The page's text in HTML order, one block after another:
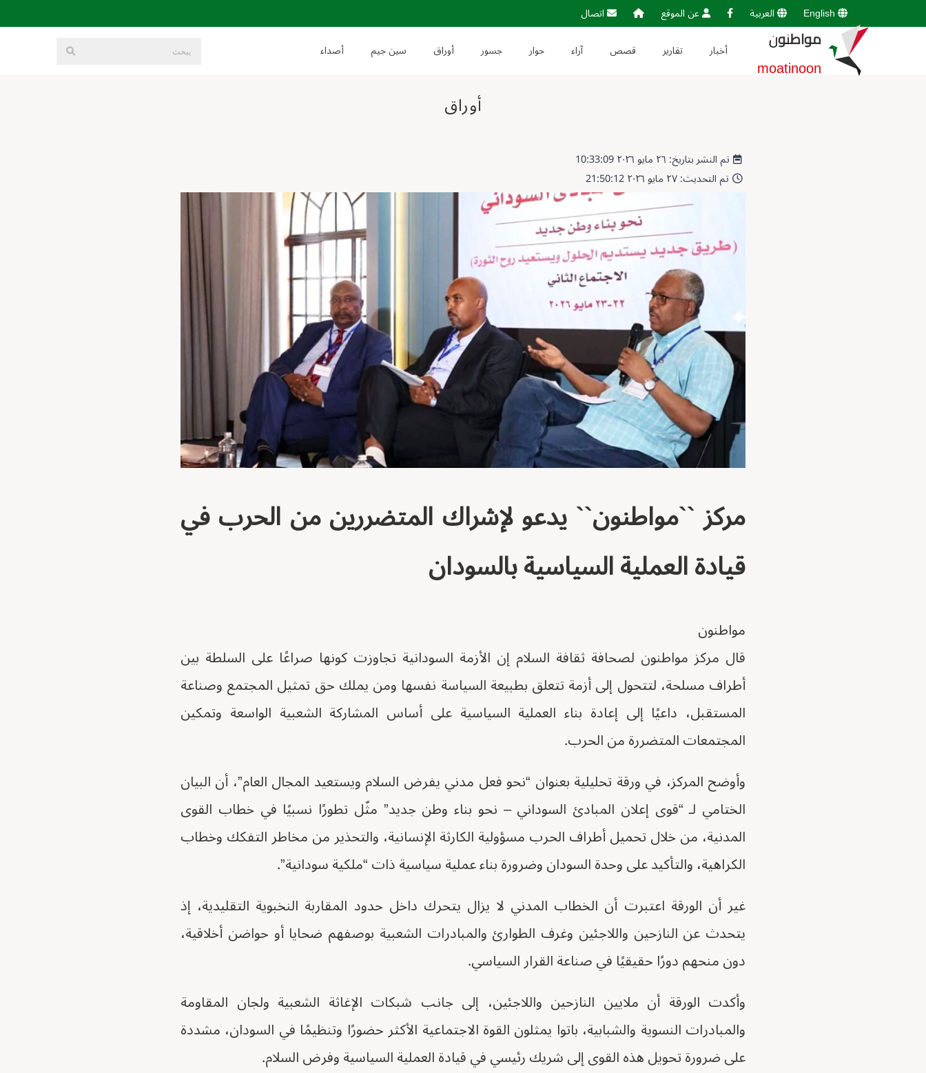
English العربية عن الموقع اتصال
مواطنون
moatinoon
أخبار تقارير قصص آراء حوار جسور أوراق سين جيم أصداء
أوراق
تم النشر بتاريخ: ٢٦ مايو ٢٠٢٦ 10:33:09
تم التحديث: ٢٧ مايو ٢٠٢٦ 21:50:12
مركز ``مواطنون`` يدعو لإشراك المتضررين من الحرب في
قيادة العملية السياسية بالسودان
مواطنون
قال مركز مواطنون لصحافة ثقافة السلام إن الأزمة السودانية تجاوزت كونها صراعًا على السلطة بين
أطراف مسلحة، لتتحول إلى أزمة تتعلق بطبيعة السياسة نفسها ومن يملك حق تمثيل المجتمع وصناعة
المستقبل، داعيًا إلى إعادة بناء العملية السياسية على أساس المشاركة الشعبية الواسعة وتمكين
المجتمعات المتضررة من الحرب.
وأوضح المركز، في ورقة تحليلية بعنوان “نحو فعل مدني يفرض السلام ويستعيد المجال العام”، أن البيان
الختامي لـ “قوى إعلان المبادئ السوداني – نحو بناء وطن جديد” مثّل تطورًا نسبيًا في خطاب القوى
المدنية، من خلال تحميل أطراف الحرب مسؤولية الكارثة الإنسانية، والتحذير من مخاطر التفكك وخطاب
الكراهية، والتأكيد على وحدة السودان وضرورة بناء عملية سياسية ذات “ملكية سودانية”.
غير أن الورقة اعتبرت أن الخطاب المدني لا يزال يتحرك داخل حدود المقاربة النخبوية التقليدية، إذ
يتحدث عن النازحين واللاجئين وغرف الطوارئ والمبادرات الشعبية بوصفهم ضحايا أو حواضن أخلاقية،
دون منحهم دورًا حقيقيًا في صناعة القرار السياسي.
وأكدت الورقة أن ملايين النازحين واللاجئين، إلى جانب شبكات الإغاثة الشعبية ولجان المقاومة
والمبادرات النسوية والشبابية، باتوا يمثلون القوة الاجتماعية الأكثر حضورًا وتنظيمًا في السودان، مشددة
على ضرورة تحويل هذه القوى إلى شريك رئيسي في قيادة العملية السياسية وفرض السلام.